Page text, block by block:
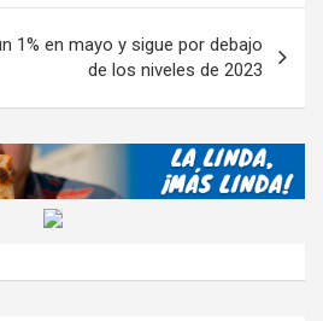
1% en mayo y sigue por debajo
de los niveles de 2023